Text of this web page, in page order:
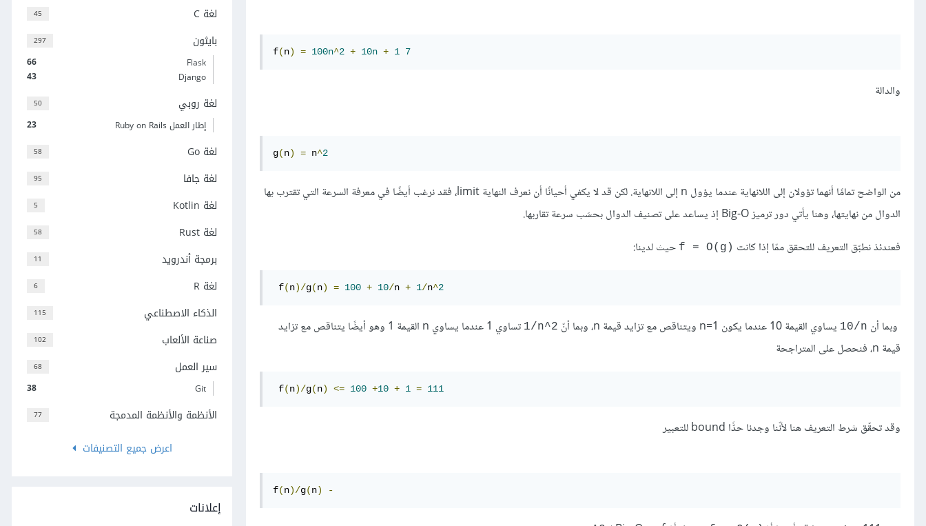
f(n) = 100n^2 + 10n + 1 7
والدالة
g(n) = n^2
من الواضح تمامًا أنهما تؤولان إلى اللانهاية عندما يؤول n إلى اللانهاية. لكن قد لا يكفي أحيانًا أن نعرف النهاية limit، فقد نرغب أيضًا في معرفة السرعة التي تقترب بها
الدوال من نهايتها، وهنا يأتي دور ترميز Big-O إذ يساعد على تصنيف الدوال بحسَب سرعة تقاربها.
فعندئذ نطبّق التعريف للتحقق ممّا إذا كانت ‎f = O(g)‎ حيث لدينا:
f(n)/g(n) = 100 + 10/n + 1/n^2
وبما أن ‎10/n‎ يساوي القيمة 10 عندما يكون n=1 ويتناقص مع تزايد قيمة n، وبما أنّ ‎1/n^2‎
تساوي 1 عندما يساوي n القيمة 1 وهو أيضًا يتناقص مع تزايد
قيمة n، فنحصل على المتراجحة
f(n)/g(n) <= 100 +10 + 1 = 111
وقد تحقّق شرط التعريف هنا لأنّنا وجدنا حدًّا bound للتعبير
f(n)/g(n)‎‎ -
45 لغة C
297 بايثون
66
Flask
43
Django
50 لغة روبي
23 إطار العمل Ruby on Rails
58 لغة Go
95 لغة جافا
5 لغة Kotlin
58 لغة Rust
11 برمجة أندرويد
6 لغة R
115 الذكاء الاصطناعي
102 صناعة الألعاب
68 سير العمل
38 Git
77
الأنظمة والأنظمة المدمجة
اعرض جميع التصنيفات
إعلانات